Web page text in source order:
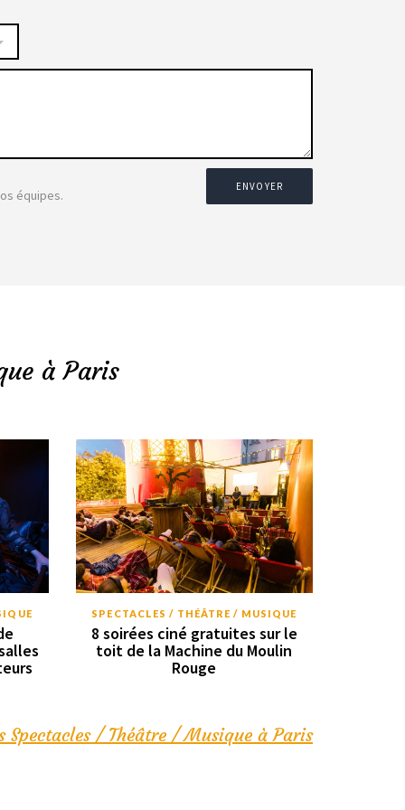
équipes.
ENVOYER
à Paris
SPECTACLES / THÉÂTRE / MUSIQUE
8 soirées ciné gratuites sur le
toit de la Machine du Moulin
Rouge
Spectacles / Théâtre / Musique à Paris